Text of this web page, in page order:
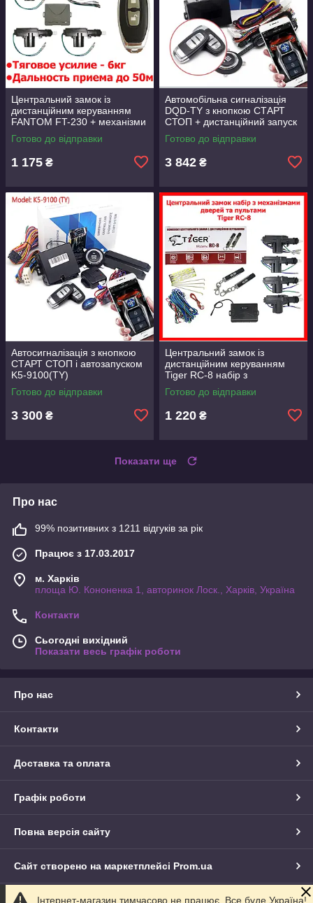
Центральний замок із
дистанційним керуванням
FANTOM FT-230 + механізми
дверей
Готово до відправки
1 175 ₴
Автомобільна сигналізація
DQD-TY з кнопкою СТАРТ
СТОП + дистанційний запуск
двигуна + застосунок у
телефон
Готово до відправки
3 842 ₴
Автосигналізація з кнопкою
СТАРТ СТОП і автозапуском
K5-9100(TY)
Готово до відправки
3 300 ₴
Центральний замок із
дистанційним керуванням
Tiger RC-8 набір з
механізмами дверей і
пультами
Готово до відправки
1 220 ₴
Показати ще
Про нас
99% позитивних з 1211 відгуків за рік
Працює з 17.03.2017
м. Харків
площа Ю. Кононенка 1, авторинок Лоск., Харків, Україна
Контакти
Сьогодні вихідний
Показати весь графік роботи
Про нас
Контакти
Доставка та оплата
Графік роботи
Повна версія сайту
Сайт створено на маркетплейсі Prom.ua
Політика конфіденційності
Інтернет-магазин тимчасово не працює. Все буде Україна!